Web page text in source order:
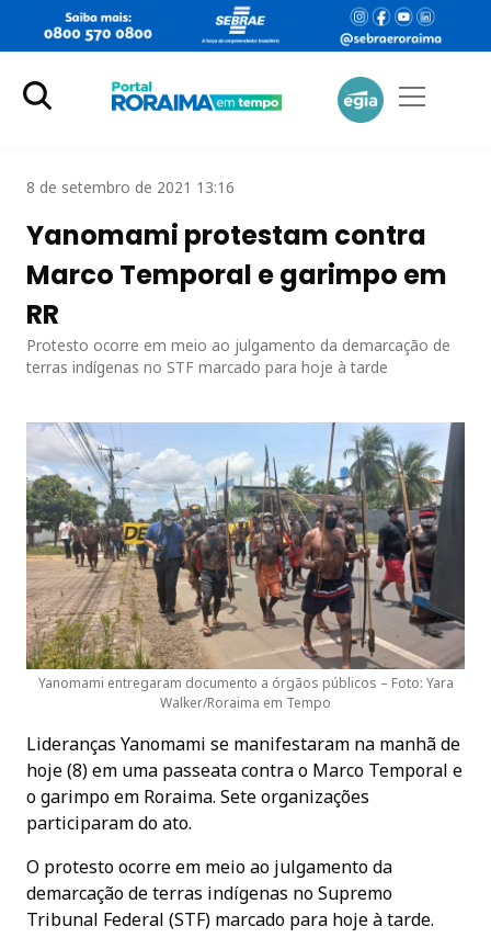
8 de setembro de 2021 13:16
Yanomami protestam contra
Marco Temporal e garimpo em
RR
Protesto ocorre em meio ao julgamento da demarcação de
terras indígenas no STF marcado para hoje à tarde
Yanomami entregaram documento a órgãos públicos – Foto: Yara
Walker/Roraima em Tempo
Lideranças Yanomami se manifestaram na manhã de
hoje (8) em uma passeata contra o Marco Temporal e
o garimpo em Roraima. Sete organizações
participaram do ato.
O protesto ocorre em meio ao julgamento da
demarcação de terras indígenas no Supremo
Tribunal Federal (STF) marcado para hoje à tarde.